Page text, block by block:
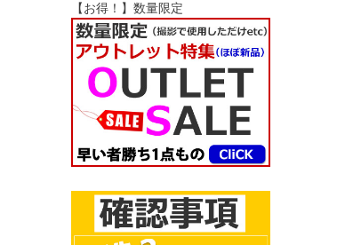
【お得！】数量限定